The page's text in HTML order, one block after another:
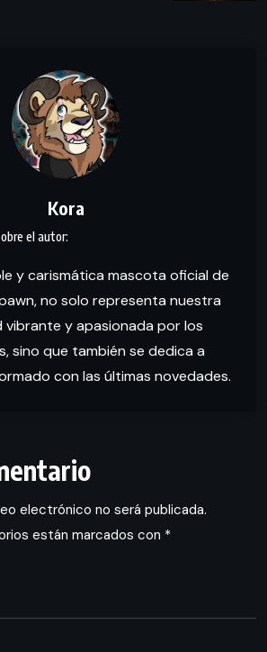
Kora
y carismática mascota oficial de
no solo representa nuestra
vibrante y apasionada por los
sino que también se dedica a
con las últimas novedades.
electrónico no será publicada.
están marcados con *